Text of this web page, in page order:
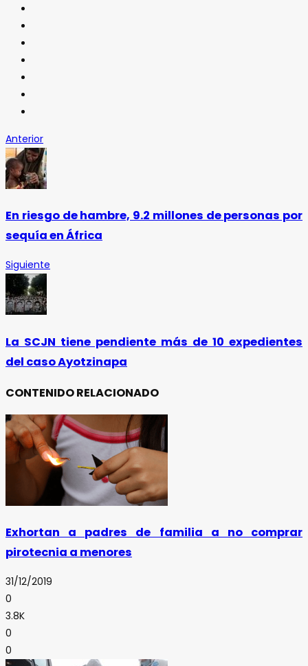
Anterior
En riesgo de hambre, 9.2 millones de personas por
sequía en África
Siguiente
La SCJN tiene pendiente más de 10 expedientes
del caso Ayotzinapa
CONTENIDO RELACIONADO
Exhortan a padres de familia a no comprar
pirotecnia a menores
31/12/2019
0
3.8K
0
0